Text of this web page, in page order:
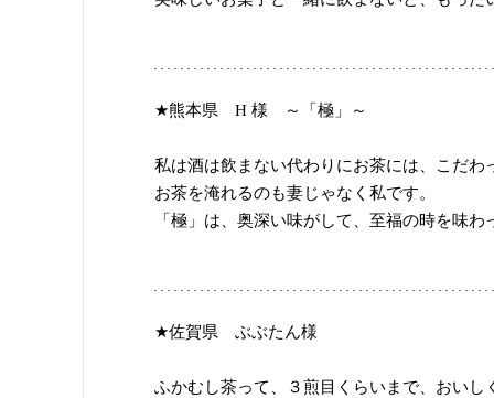
★熊本県 H 様 ～「極」～
私は酒は飲まない代わりにお茶には、こだわ
お茶を淹れるのも妻じゃなく私です。
「極」は、奥深い味がして、至福の時を味わ
★佐賀県 ぶぶたん様
ふかむし茶って、３煎目くらいまで、おいし